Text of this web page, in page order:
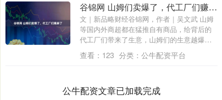
谷锦网 山姆们卖爆了，代工厂们赚麻了
文｜新品略财经谷锦网，作者｜吴文武 山姆
等国内外商超都在猛推自有商品，给背后的
代工厂们带来了生意，山姆们的生意越爆
火，代....
查看： 123 分类： 公牛配资平台
公牛配资文章已加载完成